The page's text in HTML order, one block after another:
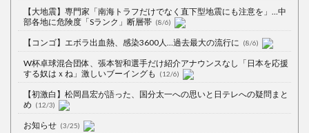
【大地震】専門家「南海トラフだけでなく直下型地震にも注意を」…中
部各地に危険度「Sランク」断層帯 (8/6)
【コンゴ】エボラ出血熱、感染3600人…過去最大の流行に (8/6)
W杯卓球混合団体、張本智和選手だけ紹介アナウンスなし「日本を応援
する奴はｘね」激しいブーイングも
(12/6)
【初激白】松岡昌宏が語った、国分太一への思いと日テレへの疑問まと
め (12/3)
お知らせ (3/25)